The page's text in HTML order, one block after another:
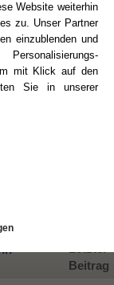
Letzter
Beitrag
Letzter
Beitrag
Beitrag
Website weiterhin
zu. Unser Partner
einzublenden und
mit Klick auf den
Sie in unserer